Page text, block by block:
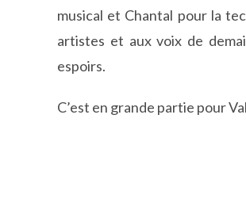
musical et Chantal pour la
artistes et aux voix de
espoirs.
C’est en grande partie pour